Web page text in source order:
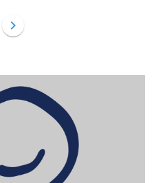
chevron_right